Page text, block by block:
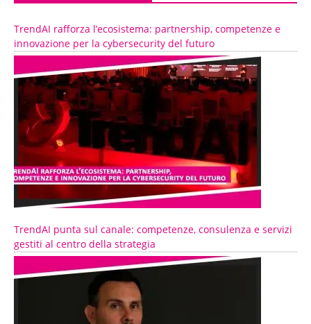
TrendAI rafforza l’ecosistema: partnership, competenze e
innovazione per la cybersecurity del futuro
TrendAI punta sul canale: competenze, consulenza e servizi
gestiti al centro della strategia